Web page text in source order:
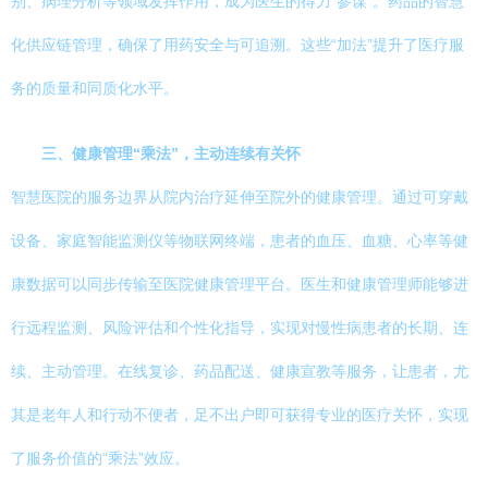
化供应链管理，确保了用药安全与可追溯。这些“加法”提升了医疗服
务的质量和同质化水平。
三、健康管理“乘法”，主动连续有关怀
智慧医院的服务边界从院内治疗延伸至院外的健康管理。通过可穿戴
设备、家庭智能监测仪等物联网终端，患者的血压、血糖、心率等健
康数据可以同步传输至医院健康管理平台。医生和健康管理师能够进
行远程监测、风险评估和个性化指导，实现对慢性病患者的长期、连
续、主动管理。在线复诊、药品配送、健康宣教等服务，让患者，尤
其是老年人和行动不便者，足不出户即可获得专业的医疗关怀，实现
了服务价值的“乘法”效应。